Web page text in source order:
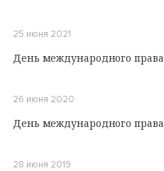
25 июня 2021
День международного права
26 июня 2020
День международного права
28 июня 2019